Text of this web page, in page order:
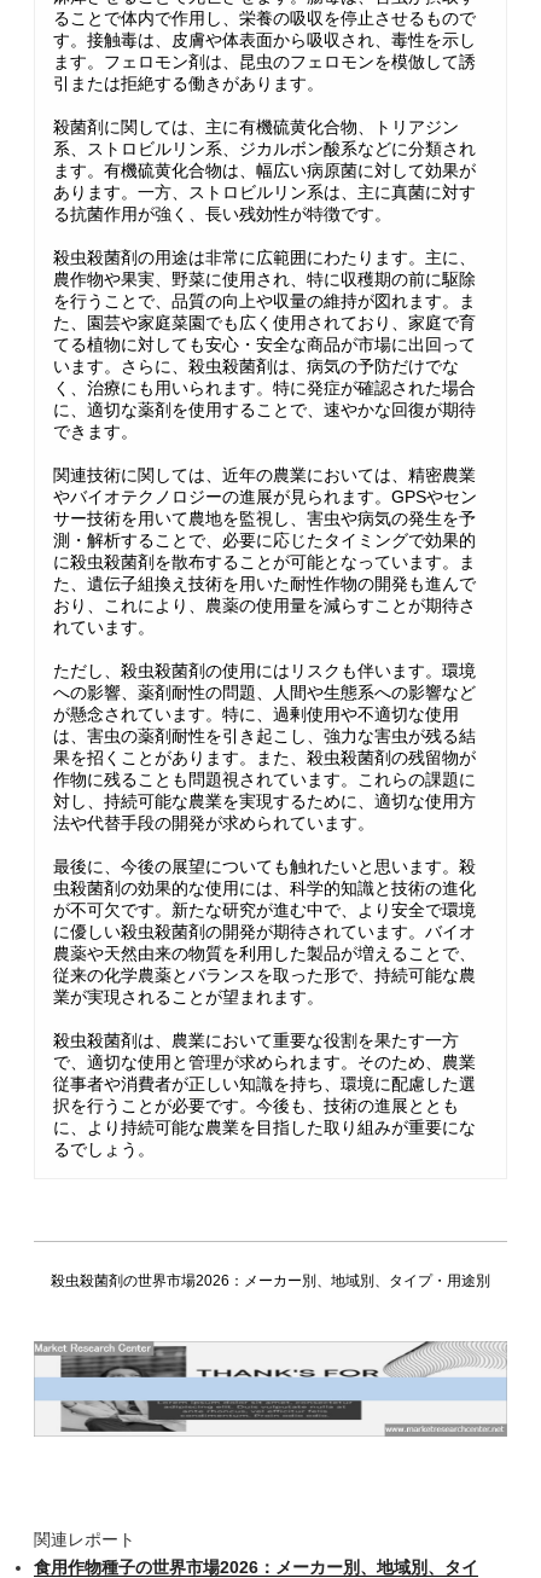
ることで体内で作用し、栄養の吸収を停止させるもので
す。接触毒は、皮膚や体表面から吸収され、毒性を示し
ます。フェロモン剤は、昆虫のフェロモンを模倣して誘
引または拒絶する働きがあります。
殺菌剤に関しては、主に有機硫黄化合物、トリアジン
系、ストロビルリン系、ジカルボン酸系などに分類され
ます。有機硫黄化合物は、幅広い病原菌に対して効果が
あります。一方、ストロビルリン系は、主に真菌に対す
る抗菌作用が強く、長い残効性が特徴です。
殺虫殺菌剤の用途は非常に広範囲にわたります。主に、
農作物や果実、野菜に使用され、特に収穫期の前に駆除
を行うことで、品質の向上や収量の維持が図れます。ま
た、園芸や家庭菜園でも広く使用されており、家庭で育
てる植物に対しても安心・安全な商品が市場に出回って
います。さらに、殺虫殺菌剤は、病気の予防だけでな
く、治療にも用いられます。特に発症が確認された場合
に、適切な薬剤を使用することで、速やかな回復が期待
できます。
関連技術に関しては、近年の農業においては、精密農業
やバイオテクノロジーの進展が見られます。GPSやセン
サー技術を用いて農地を監視し、害虫や病気の発生を予
測・解析することで、必要に応じたタイミングで効果的
に殺虫殺菌剤を散布することが可能となっています。ま
た、遺伝子組換え技術を用いた耐性作物の開発も進んで
おり、これにより、農薬の使用量を減らすことが期待さ
れています。
ただし、殺虫殺菌剤の使用にはリスクも伴います。環境
への影響、薬剤耐性の問題、人間や生態系への影響など
が懸念されています。特に、過剰使用や不適切な使用
は、害虫の薬剤耐性を引き起こし、強力な害虫が残る結
果を招くことがあります。また、殺虫殺菌剤の残留物が
作物に残ることも問題視されています。これらの課題に
対し、持続可能な農業を実現するために、適切な使用方
法や代替手段の開発が求められています。
最後に、今後の展望についても触れたいと思います。殺
虫殺菌剤の効果的な使用には、科学的知識と技術の進化
が不可欠です。新たな研究が進む中で、より安全で環境
に優しい殺虫殺菌剤の開発が期待されています。バイオ
農薬や天然由来の物質を利用した製品が増えることで、
従来の化学農薬とバランスを取った形で、持続可能な農
業が実現されることが望まれます。
殺虫殺菌剤は、農業において重要な役割を果たす一方
で、適切な使用と管理が求められます。そのため、農業
従事者や消費者が正しい知識を持ち、環境に配慮した選
択を行うことが必要です。今後も、技術の進展ととも
に、より持続可能な農業を目指した取り組みが重要にな
るでしょう。
殺虫殺菌剤の世界市場2026：メーカー別、地域別、タイプ・用途別
関連レポート
食用作物種子の世界市場2026：メーカー別、地域別、タイ